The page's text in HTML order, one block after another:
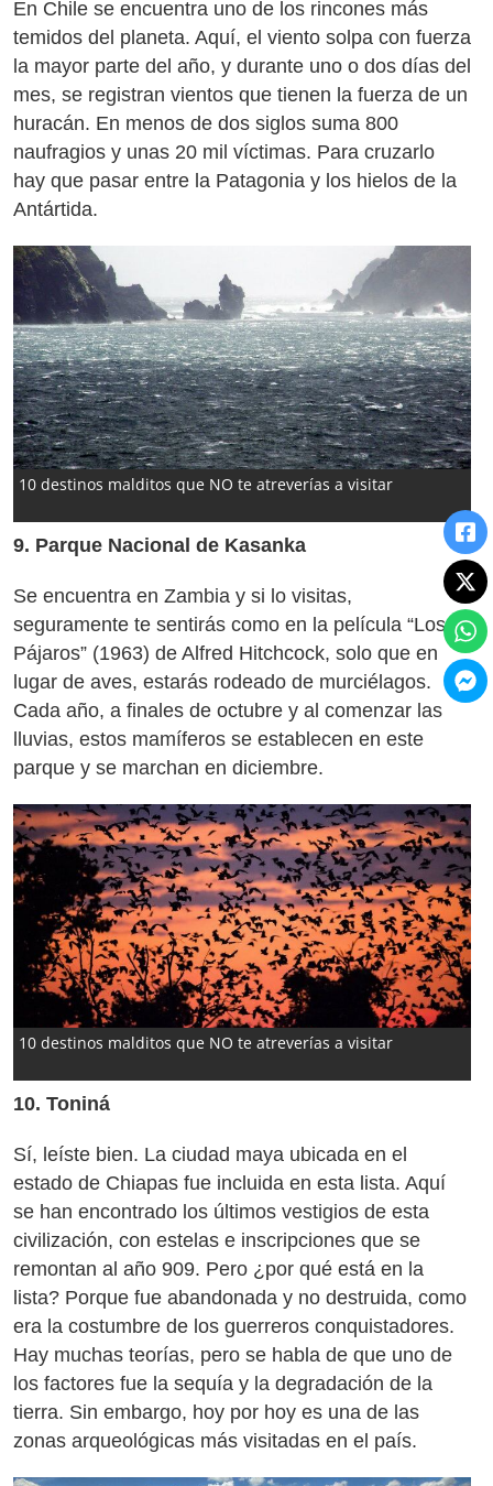
En Chile se encuentra uno de los rincones más
temidos del planeta. Aquí, el viento solpa con fuerza
la mayor parte del año, y durante uno o dos días del
mes, se registran vientos que tienen la fuerza de un
huracán. En menos de dos siglos suma 800
naufragios y unas 20 mil víctimas. Para cruzarlo
hay que pasar entre la Patagonia y los hielos de la
Antártida.
10 destinos malditos que NO te atreverías a visitar
9. Parque Nacional de Kasanka
Se encuentra en Zambia y si lo visitas,
seguramente te sentirás como en la película “Los
Pájaros” (1963) de Alfred Hitchcock, solo que en
lugar de aves, estarás rodeado de murciélagos.
Cada año, a finales de octubre y al comenzar las
lluvias, estos mamíferos se establecen en este
parque y se marchan en diciembre.
10 destinos malditos que NO te atreverías a visitar
10. Toniná
Sí, leíste bien. La ciudad maya ubicada en el
estado de Chiapas fue incluida en esta lista. Aquí
se han encontrado los últimos vestigios de esta
civilización, con estelas e inscripciones que se
remontan al año 909. Pero ¿por qué está en la
lista? Porque fue abandonada y no destruida, como
era la costumbre de los guerreros conquistadores.
Hay muchas teorías, pero se habla de que uno de
los factores fue la sequía y la degradación de la
tierra. Sin embargo, hoy por hoy es una de las
zonas arqueológicas más visitadas en el país.